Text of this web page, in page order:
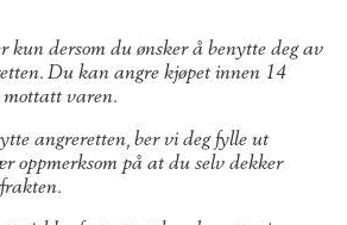
kun dersom du ønsker å benytte deg av
Du kan angre kjøpet innen 14
varen.
angreretten, ber vi deg fylle ut
oppmerksom på at du selv dekker